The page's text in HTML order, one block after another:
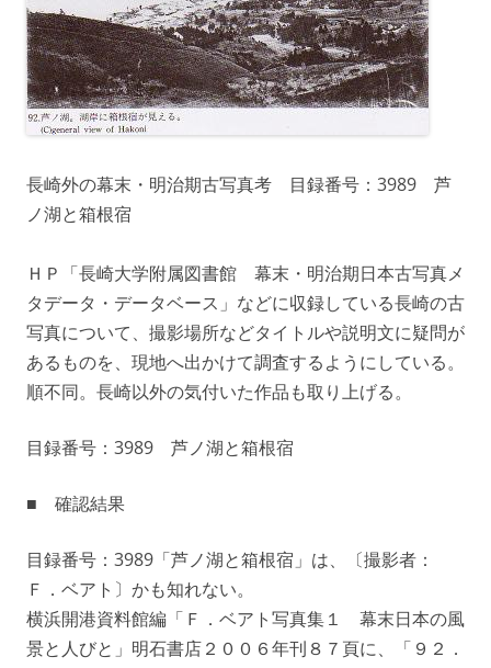
長崎外の幕末・明治期古写真考 目録番号：3989 芦
ノ湖と箱根宿
ＨＰ「長崎大学附属図書館 幕末・明治期日本古写真メ
タデータ・データベース」などに収録している長崎の古
写真について、撮影場所などタイトルや説明文に疑問が
あるものを、現地へ出かけて調査するようにしている。
順不同。長崎以外の気付いた作品も取り上げる。
目録番号：3989 芦ノ湖と箱根宿
■ 確認結果
目録番号：3989「芦ノ湖と箱根宿」は、〔撮影者：
Ｆ．ベアト〕かも知れない。
横浜開港資料館編「Ｆ．ベアト写真集１ 幕末日本の風
景と人びと」明石書店２００６年刊８７頁に、「９２．